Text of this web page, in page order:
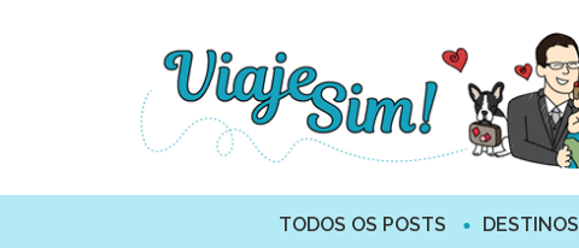
TODOS OS POSTS DESTINOS